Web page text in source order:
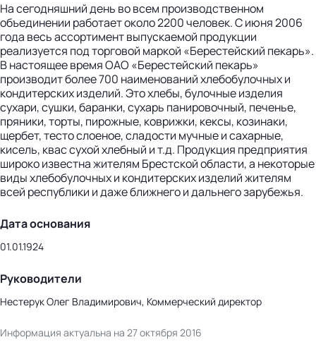
На сегодняшний день во всем производственном
объединении работает около 2200 человек. С июня 2006
года весь ассортимент выпускаемой продукции
реализуется под торговой маркой «Берестейский пекарь».
В настоящее время ОАО «Берестейский пекарь»
производит более 700 наименований хлебобулочных и
кондитерских изделий. Это хлебы, булочные изделия
сухари, сушки, баранки, сухарь панировочный, печенье,
пряники, торты, пирожные, коврижки, кексы, козинаки,
щербет, тесто слоеное, сладости мучные и сахарные,
кисель, квас сухой хлебный и т.д. Продукция предприятия
широко известна жителям Брестской области, а некоторые
виды хлебобулочных и кондитерских изделий жителям
всей республики и даже ближнего и дальнего зарубежья.
Дата основания
01.01.1924
Руководители
Нестерук Олег Владимирович, Коммерческий директор
Информация актуальна на 27 октября 2016